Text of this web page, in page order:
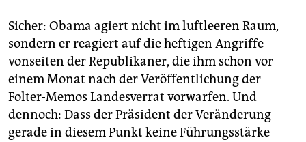
Sicher: Obama agiert nicht im luftleeren Raum,
sondern er reagiert auf die heftigen Angriffe
vonseiten der Republikaner, die ihm schon vor
einem Monat nach der Veröffentlichung der
Folter-Memos Landesverrat vorwarfen. Und
dennoch: Dass der Präsident der Veränderung
gerade in diesem Punkt keine Führungsstärke